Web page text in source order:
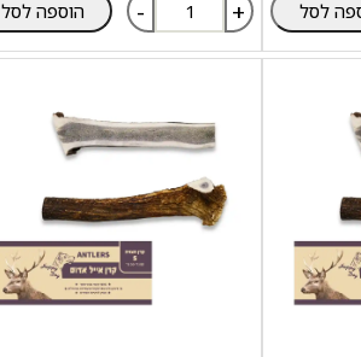
לסל - + הוספה לסל